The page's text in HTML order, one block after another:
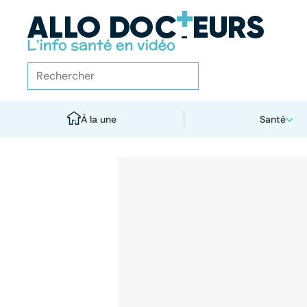
À la une Santé